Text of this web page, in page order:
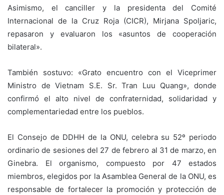
Asimismo, el canciller y la presidenta del Comité
Internacional de la Cruz Roja (CICR), Mirjana Spoljaric,
repasaron y evaluaron los «asuntos de cooperación
bilateral».
También sostuvo: «Grato encuentro con el Viceprimer
Ministro de Vietnam S.E. Sr. Tran Luu Quang», donde
confirmó el alto nivel de confraternidad, solidaridad y
complementariedad entre los pueblos.
El Consejo de DDHH de la ONU, celebra su 52º periodo
ordinario de sesiones del 27 de febrero al 31 de marzo, en
Ginebra. El organismo, compuesto por 47 estados
miembros, elegidos por la Asamblea General de la ONU, es
responsable de fortalecer la promoción y protección de